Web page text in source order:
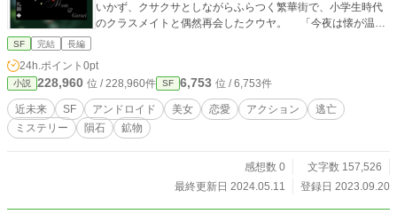
いかず、クサクサとしながらふらつく繁華街で、小学生時代
のクラスメイトと偶然再会したクウヤ。 「今夜は懐が温か
にのたうちまわり、クウヤは彼女のウィスキーに手を出して
しまう。 その透明な液体に纏われていた物とは・・・？
舞台は東京からアジア、そしてヨーロッパへ。 突如事件に
巻き込まれ、不本意ながらも美女に連れ去られるクウヤと共
に、ハードな空の旅をお楽しみください☆彡 ◆キャラクター
シャルが入った〈 〉がございます。 ◆サブタイトルに
「＊」のある回には、イメージ画像がございます。 ただ飽
SF 完結 長編
24h.ポイント 0pt
小説 228,960 位 / 228,960件 SF 6,753 位 / 6,753件
近未来 SF アンドロイド 美女 恋愛 アクション
逃亡
ミステリー
隕石 鉱物
感想数 0
文字数 157,526
最終更新日 2024.05.11
登録日 2023.09.20